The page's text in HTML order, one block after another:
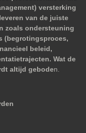
versterking
van de juiste
zoals ondersteuning
(begrotingsproces,
beleid,
Wat de
altijd geboden.